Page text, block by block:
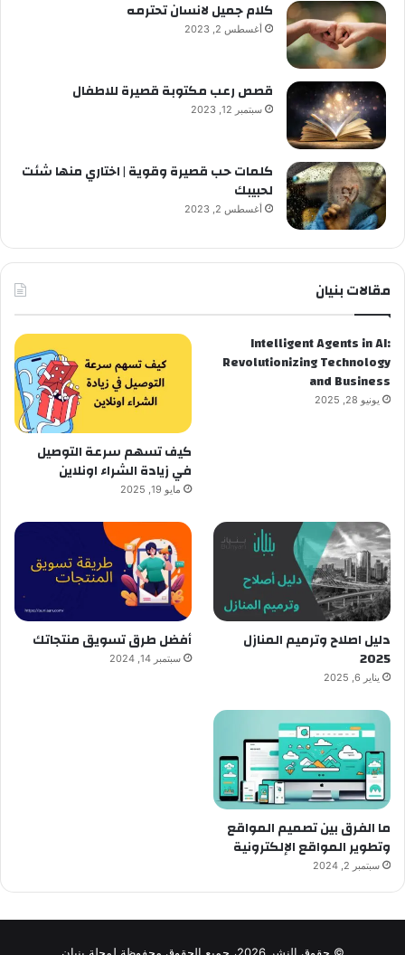
كلام جميل لانسان تحترمه
أغسطس 2, 2023
قصص رعب مكتوبة قصيرة للاطفال
سبتمبر 12, 2023
كلمات حب قصيرة وقوية | اختاري منها شئت
لحبيبك
أغسطس 2, 2023
مقالات بنيان
Intelligent Agents in AI:
Revolutionizing Technology
and Business
يونيو 28, 2025
كيف تسهم سرعة التوصيل
في زيادة الشراء اونلاين
مايو 19, 2025
دليل اصلاح وترميم المنازل
2025
يناير 6, 2025
أفضل طرق تسويق منتجاتك
سبتمبر 14, 2024
ما الفرق بين تصميم المواقع
وتطوير المواقع الإلكترونية
سبتمبر 2, 2024